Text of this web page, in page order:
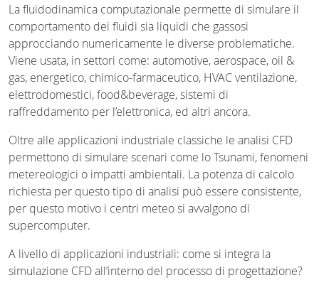
La fluidodinamica computazionale permette di simulare il
comportamento dei fluidi sia liquidi che gassosi
approcciando numericamente le diverse problematiche.
Viene usata, in settori come: automotive, aerospace, oil &
gas, energetico, chimico-farmaceutico, HVAC ventilazione,
elettrodomestici, food&beverage, sistemi di
raffreddamento per l’elettronica, ed altri ancora.
Oltre alle applicazioni industriale classiche le analisi CFD
permettono di simulare scenari come lo Tsunami, fenomeni
metereologici o impatti ambientali. La potenza di calcolo
richiesta per questo tipo di analisi può essere consistente,
per questo motivo i centri meteo si avvalgono di
supercomputer.
A livello di applicazioni industriali: come si integra la
simulazione CFD all’interno del processo di progettazione?